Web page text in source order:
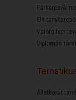
Párkeresők
Elit társkereső
Válófélben
Diplomás
Állatbarát